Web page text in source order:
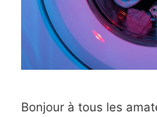
Bonjour à tous les